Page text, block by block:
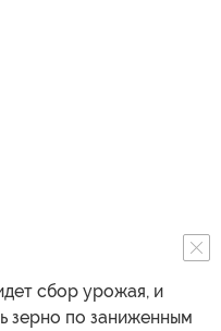
сбор урожая, и
зерно по заниженным